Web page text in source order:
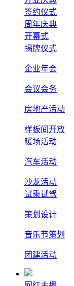
签约仪式
周年庆典
开幕式
揭牌仪式
企业年会
会议会务
房地产活动
样板间开放
暖场活动
汽车活动
沙龙活动
试乘试驾
策划设计
音乐节策划
团建活动